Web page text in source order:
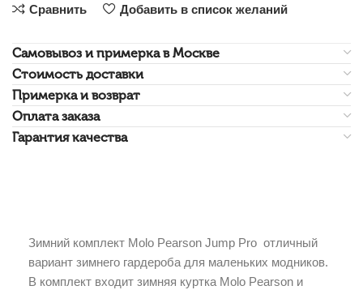
Сравнить Добавить в список желаний
Самовывоз и примерка в Москве
Стоимость доставки
Примерка и возврат
Оплата заказа
Гарантия качества
Зимний комплект Molo Pearson Jump Pro отличный
вариант зимнего гардероба для маленьких модников.
В комплект входит зимняя куртка Molo Pearson и